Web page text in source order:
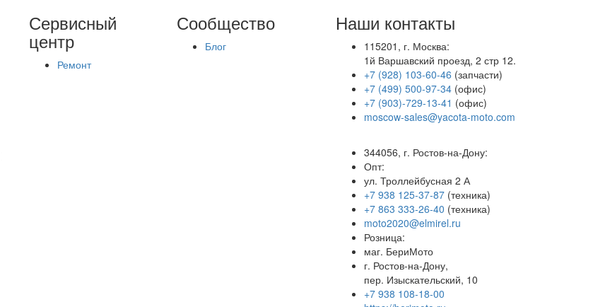
Сервисный
центр
Ремонт
Сообщество
Блог
Наши контакты
115201, г. Москва:
1й Варшавский проезд, 2 стр 12.
+7 (928) 103-60-46 (запчасти)
+7 (499) 500-97-34(офис)
+7 (903)-729-13-41 (офис)
moscow-sales@yacota-moto.com
344056, г. Ростов-на-Дону:
Опт:
ул. Троллейбусная 2 А
+7 938 125-37-87(техника)
+7 863 333-26-40 (техника)
moto2020@elmirel.ru
Розница:
маг. БериМото
г. Ростов-на-Дону,
пер. Изыскательский, 10
+7 938 108-18-00